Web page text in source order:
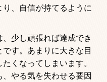
、自信が持てるように
少し頑張れば達成でき
す。あまりに大きな目
くなってしまいます。
、やる気を失わせる要因